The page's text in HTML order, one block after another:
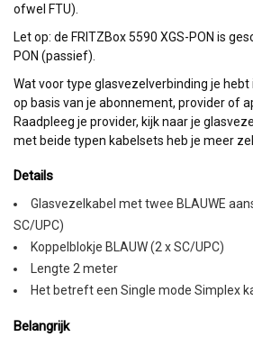
ofwel FTU).
Let op: de FRITZBox 5590 XGS-PON is
PON (passief).
Wat voor type glasvezelverbinding je
op basis van je abonnement, provider of
Raadpleeg je provider, kijk naar je
met beide typen kabelsets heb je meer
Details
Glasvezelkabel met twee BLAUWE
SC/UPC)
Koppelblokje BLAUW (2 x SC/UPC)
Lengte 2 meter
Het betreft een Single mode Simplex
Belangrijk